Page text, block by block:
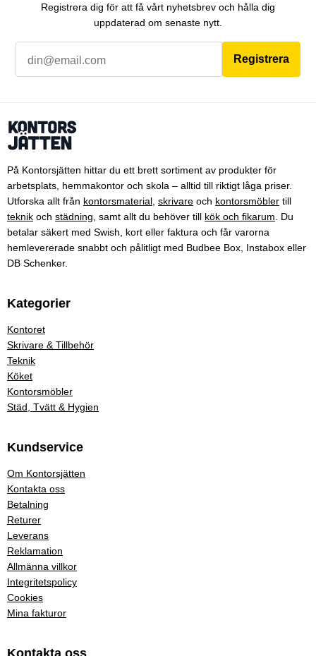
Registrera dig för att få vårt nyhetsbrev och hålla dig
uppdaterad om senaste nytt.
Registrera
På Kontorsjätten hittar du ett brett sortiment av produkter för
arbetsplats, hemmakontor och skola – alltid till riktigt låga priser.
Utforska allt från kontorsmaterial skrivare och kontorsmöbler till
teknik och städning , samt allt du behöver till kök och fikarum . Du
betalar säkert med Swish, kort eller faktura och får varorna
hemlevererade snabbt och pålitligt med Budbee Box, Instabox eller
DB Schenker.
Kategorier
Kontoret
Skrivare & Tillbehör
Teknik
Köket
Kontorsmöbler
Städ, Tvätt & Hygien
Kundservice
Om Kontorsjätten
Kontakta oss
Betalning
Returer
Leverans
Reklamation
Allmänna villkor
Integritetspolicy
Cookies
Mina fakturor
Kontakta oss